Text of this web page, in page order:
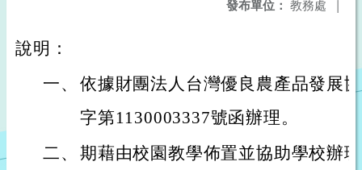
發布單位： 教務處 |
說明：
一、 依據財團法人台灣優良農產品發展
字第1130003337號函辦理。
二、 期藉由校園教學佈置並協助學校辦